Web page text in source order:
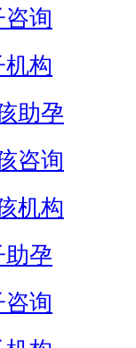
询
构
助孕
咨询
机构
助孕
询